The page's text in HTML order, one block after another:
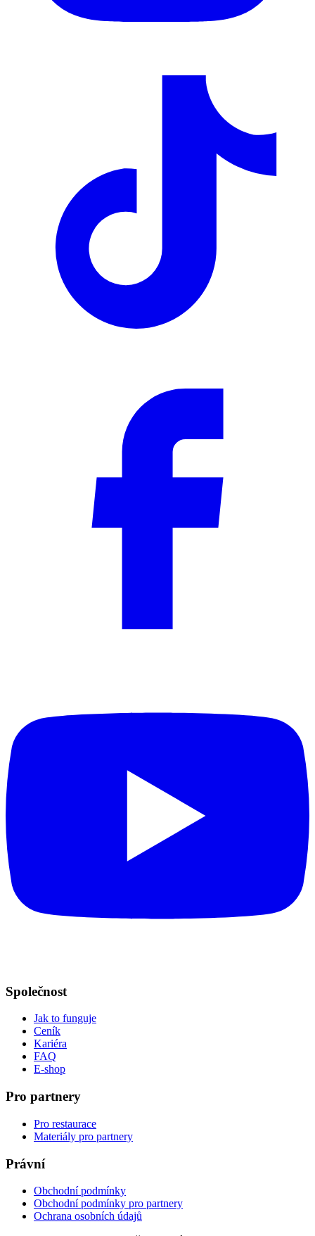
Společnost
Jak to funguje
Ceník
Kariéra
FAQ
E-shop
Pro partnery
Pro restaurace
Materiály pro partnery
Právní
Obchodní podmínky
Obchodní podmínky pro partnery
Ochrana osobních údajů